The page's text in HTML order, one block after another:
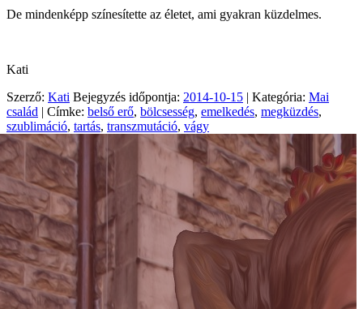
De mindenképp színesítette az életet, ami gyakran küzdelmes.
Kati
Szerző: Kati Bejegyzés időpontja: 2014-10-15 | Kategória: Mai
család | Címke: belső erő, bölcsesség, emelkedés, megküzdés,
szublimáció, tartás, transzmutáció, vágy